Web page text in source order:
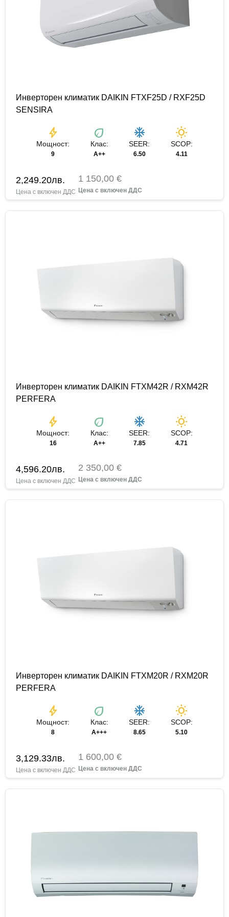
Инверторен климатик DAIKIN FTXF25D / RXF25D
SENSIRA
bolt
Мощност:
9
eco
Клас:
A++
ac_unit
SEER:
6.50
wb_sunny
SCOP:
4.11
2,249.20лв. 1 150,00 €
Инверторен климатик DAIKIN FTXM42R / RXM42R
PERFERA
bolt
Мощност:
16
eco
Клас:
A++
ac_unit
SEER:
7.85
wb_sunny
SCOP:
4.71
4,596.20лв. 2 350,00 €
Инверторен климатик DAIKIN FTXM20R / RXM20R
PERFERA
bolt
Мощност:
8
eco
Клас:
A+++
ac_unit
SEER:
8.65
wb_sunny
SCOP:
5.10
3,129.33лв. 1 600,00 €